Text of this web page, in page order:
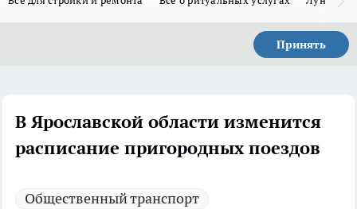
Принять
В Ярославской области изменится
расписание пригородных поездов
Общественный транспорт